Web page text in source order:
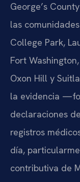
George’s
las
College Park,
Fort
Oxon Hill y
la evidencia
declaraciones
registros
día,
contributiva de